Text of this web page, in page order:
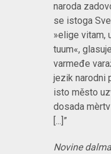
naroda
se istoga
»elige vitam,
tuum«,
varmeđe
jezik narodni
isto město
dosada
[...]”
Novine